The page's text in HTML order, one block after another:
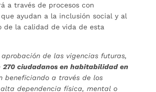
a través de procesos con
ayudan a la inclusión social y al
de la calidad de vida de esta
de las vigencias futuras,
270 ciudadanos en habitabilidad en
beneficiando a través de los
alta dependencia física, mental o